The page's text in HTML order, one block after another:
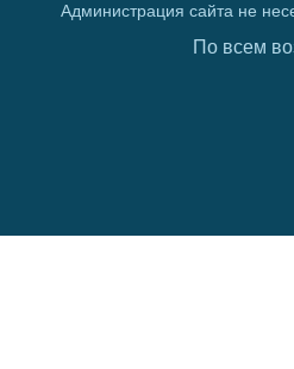
Администрация сайта не
По всем